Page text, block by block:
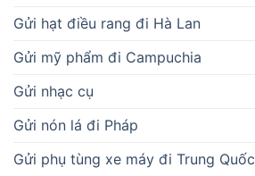
Gửi hạt điều rang đi Hà Lan
Gửi mỹ phẩm đi Campuchia
Gửi nhạc cụ
Gửi nón lá đi Pháp
Gửi phụ tùng xe máy đi Trung Quốc